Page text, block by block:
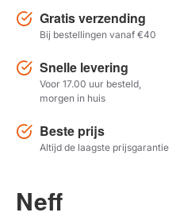
Model
Herstel zoekopdracht
Gratis verzending
Bij bestellingen vanaf €40
Snelle levering
Voor 17.00 uur besteld,
morgen in huis
Beste prijs
Altijd de laagste prijsgarantie
Neff